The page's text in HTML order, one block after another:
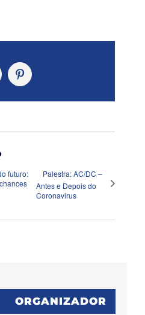
Pinterest
futuro:
Palestra: AC/DC –
Antes e Depois do
Coronavirus
ORGANIZADOR